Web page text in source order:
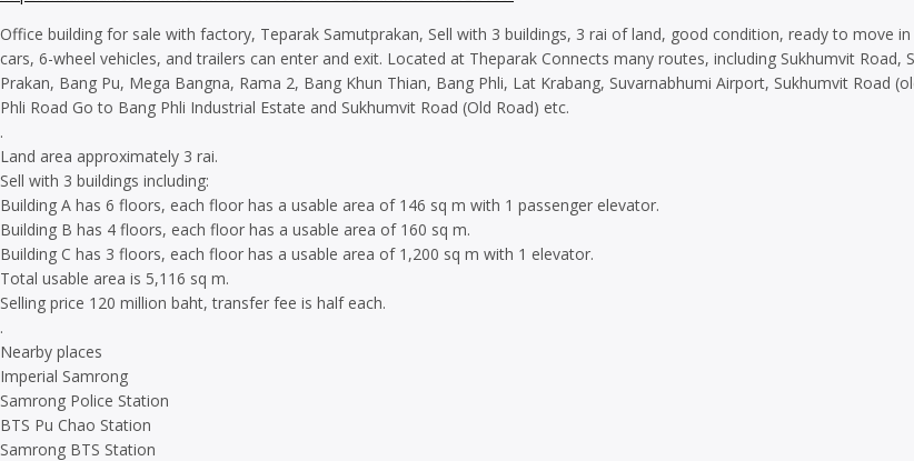
Office building for sale with factory, Teparak Samutprakan, Sell with 3 buildings, 3 rai of land, good condition, ready to move
cars, 6-wheel vehicles, and trailers can enter and exit. Located at Theparak Connects many routes, including Sukhumvit Road,
Prakan, Bang Pu, Mega Bangna, Rama 2, Bang Khun Thian, Bang Phli, Lat Krabang, Suvarnabhumi Airport, Sukhumvit Road
Phli Road Go to Bang Phli Industrial Estate and Sukhumvit Road (Old Road) etc.
.
Land area approximately 3 rai.
Sell with 3 buildings including:
Building A has 6 floors, each floor has a usable area of 146 sq m with 1 passenger elevator.
Building B has 4 floors, each floor has a usable area of 160 sq m.
Building C has 3 floors, each floor has a usable area of 1,200 sq m with 1 elevator.
Total usable area is 5,116 sq m.
Selling price 120 million baht, transfer fee is half each.
.
Nearby places
Imperial Samrong
Samrong Police Station
BTS Pu Chao Station
Samrong BTS Station